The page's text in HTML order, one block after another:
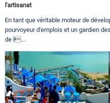
l'artisanat
En tant que véritable moteur de
pourvoyeur d'emplois et un gardien
de l...